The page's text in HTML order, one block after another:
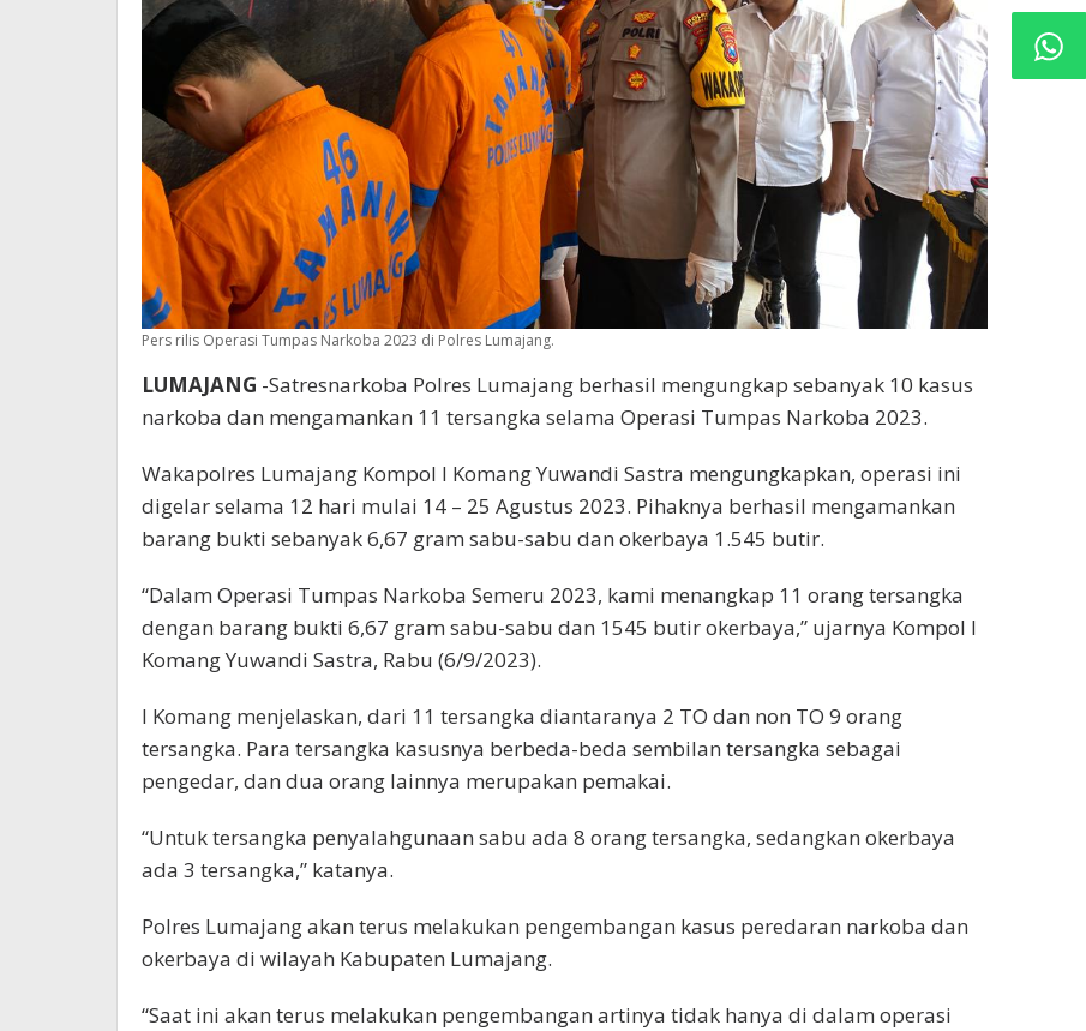
Pers rilis Operasi Tumpas Narkoba 2023 di Polres Lumajang.
LUMAJANG -Satresnarkoba Polres Lumajang berhasil mengungkap sebanyak 10 kasus
narkoba dan mengamankan 11 tersangka selama Operasi Tumpas Narkoba 2023.
Wakapolres Lumajang Kompol I Komang Yuwandi Sastra mengungkapkan, operasi ini
digelar selama 12 hari mulai 14 – 25 Agustus 2023. Pihaknya berhasil mengamankan
barang bukti sebanyak 6,67 gram sabu-sabu dan okerbaya 1.545 butir.
“Dalam Operasi Tumpas Narkoba Semeru 2023, kami menangkap 11 orang tersangka
dengan barang bukti 6,67 gram sabu-sabu dan 1545 butir okerbaya,” ujarnya Kompol I
Komang Yuwandi Sastra, Rabu (6/9/2023).
I Komang menjelaskan, dari 11 tersangka diantaranya 2 TO dan non TO 9 orang
tersangka. Para tersangka kasusnya berbeda-beda sembilan tersangka sebagai
pengedar, dan dua orang lainnya merupakan pemakai.
“Untuk tersangka penyalahgunaan sabu ada 8 orang tersangka, sedangkan okerbaya
ada 3 tersangka,” katanya.
Polres Lumajang akan terus melakukan pengembangan kasus peredaran narkoba dan
okerbaya di wilayah Kabupaten Lumajang.
“Saat ini akan terus melakukan pengembangan artinya tidak hanya di dalam operasi